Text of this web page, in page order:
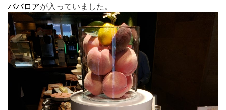
ババロアが入っていました。